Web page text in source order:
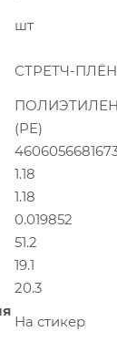
шт
СТРЕТЧ-
ПОЛИЭТИЛЕН
(PE)
1.18
1.18
0.019852
51.2
19.1
20.3
На стикер